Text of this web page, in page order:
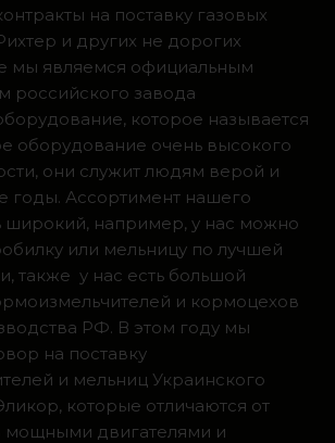
на поставку газовых
и других не дорогих
мы являемся официальным
российского завода
которое называется
оборудование очень высокого
они служит людям верой и
годы. Ассортимент нашего
широкий, например, у нас можно
или мельницу по лучшей
также у нас есть большой
и кормоцехов
РФ. В этом году мы
на поставку
и мельниц Украинского
которые отличаются от
мощными двигателями и